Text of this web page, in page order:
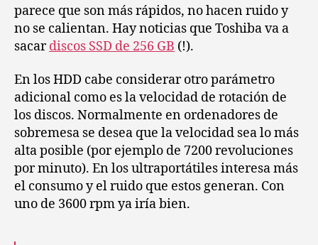
parece que son más rápidos, no hacen ruido y
no se calientan. Hay noticias que Toshiba va a
sacardiscos SSD de 256 GB (!).
En los HDD cabe considerar otro parámetro
adicional como es la velocidad de rotación de
los discos. Normalmente en ordenadores de
sobremesa se desea que la velocidad sea lo más
alta posible (por ejemplo de 7200 revoluciones
por minuto). En los ultraportátiles interesa más
el consumo y el ruido que estos generan. Con
uno de 3600 rpm ya iría bien.